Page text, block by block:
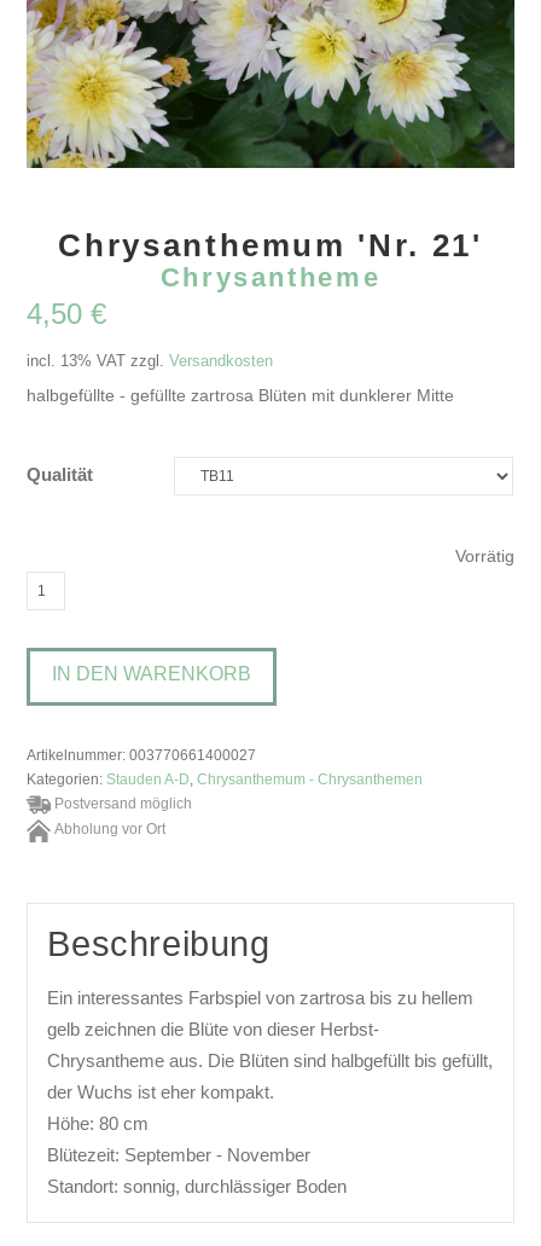
Chrysanthemum 'Nr. 21'
Chrysantheme
4,50€
incl. 13% VAT zzgl.Versandkosten
halbgefüllte - gefüllte zartrosa Blüten mit dunklerer Mitte
Qualität
Vorrätig
Chrysanthemum
21'Chrysantheme
MengeIN DEN WARENKORB
Artikelnummer:003770661400027
Kategorien: Stauden A-D ,Chrysanthemum - Chrysanthemen
Postversand möglich
Abholung vor Ort
Beschreibung
Ein interessantes Farbspiel von zartrosa bis zu hellem
gelb zeichnen die Blüte von dieser Herbst-
Chrysantheme aus. Die Blüten sind halbgefüllt bis gefüllt,
der Wuchs ist eher kompakt.
Höhe: 80 cm
Blütezeit: September - November
Standort: sonnig, durchlässiger Boden